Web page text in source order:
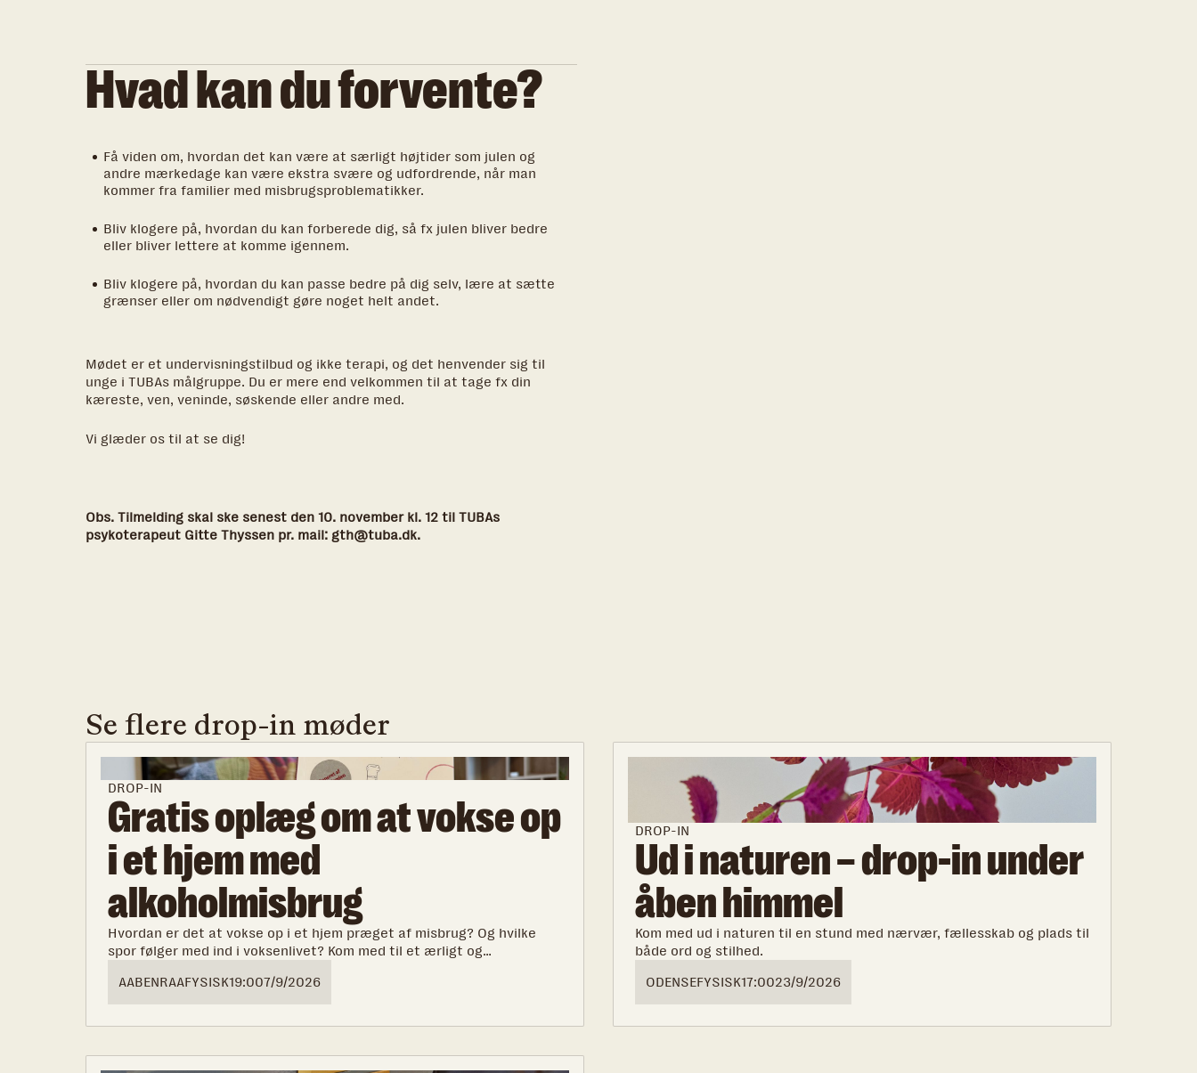
Hvad kan du forvente?
Få viden om, hvordan det kan være at særligt højtider som julen og
andre mærkedage kan være ekstra svære og udfordrende, når man
kommer fra familier med misbrugsproblematikker.
Bliv klogere på, hvordan du kan forberede dig, så fx julen bliver bedre
eller bliver lettere at komme igennem.
Bliv klogere på, hvordan du kan passe bedre på dig selv, lære at sætte
grænser eller om nødvendigt gøre noget helt andet.
Mødet er et undervisningstilbud og ikke terapi, og det henvender sig til
unge i TUBAs målgruppe. Du er mere end velkommen til at tage fx din
kæreste, ven, veninde, søskende eller andre med.
Vi glæder os til at se dig!
Obs. Tilmelding skal ske senest den 10. november kl. 12 til TUBAs
psykoterapeut Gitte Thyssen pr. mail: gth@tuba.dk.
Se flere drop-in møder
DROP-IN
Gratis oplæg om at vokse op
i et hjem med
alkoholmisbrug
Hvordan er det at vokse op i et hjem præget af misbrug? Og hvilke
spor følger med ind i voksenlivet? Kom med til et ærligt og
familie med alkohol- og stofmisbrug.
AABENRAAFYSISK19:007/9/2026
DROP-IN
Ud i naturen – drop-in under
åben himmel
Kom med ud i naturen til en stund med nærvær, fællesskab og plads til
både ord og stilhed.
ODENSEFYSISK17:0023/9/2026